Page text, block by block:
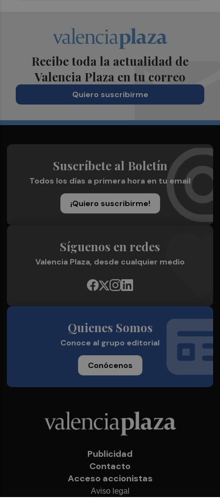
Recibe toda la actualidad de
Valencia Plaza en tu correo
Quiero suscribirme
Suscríbete al Boletín
Todos los días a primera hora en tu email
¡Quiero suscribirme!
Síguenos en redes
Valencia Plaza, desde cualquier medio
Quienes Somos
Conoce al grupo editorial
Conócenos
Publicidad
Contacto
Acceso accionistas
Aviso legal